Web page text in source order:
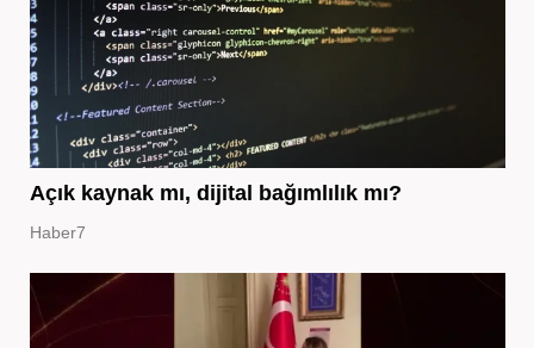
Açık kaynak mı, dijital bağımlılık mı?
Haber7